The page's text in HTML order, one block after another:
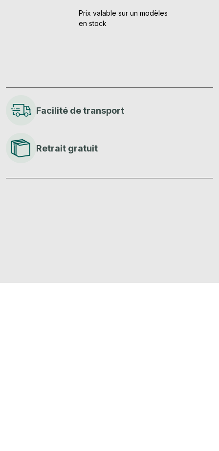
Prix valable sur un modèles
en stock
Facilité de transport
Retrait gratuit